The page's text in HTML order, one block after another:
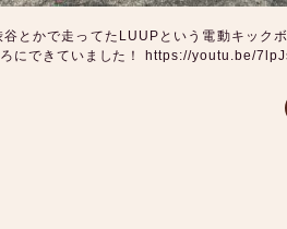
とかで走ってたLUUPという電動キック
にできていました！ https://youtu.be/